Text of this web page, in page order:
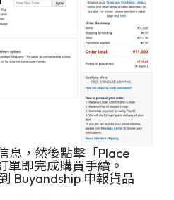
息，然後點擊「Place
即完成購買手續。
Buyandship 申報貨品